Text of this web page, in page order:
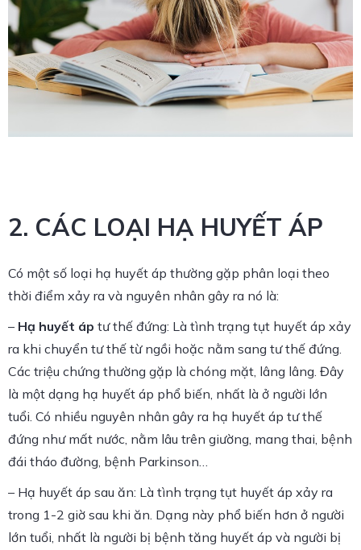
2. CÁC LOẠI HẠ HUYẾT ÁP
Có một số loại hạ huyết áp thường gặp phân loại theo
thời điểm xảy ra và nguyên nhân gây ra nó là:
– Hạ huyết áp tư thế đứng: Là tình trạng tụt huyết áp xảy
ra khi chuyển tư thế từ ngồi hoặc nằm sang tư thế đứng.
Các triệu chứng thường gặp là chóng mặt, lâng lâng. Đây
là một dạng hạ huyết áp phổ biến, nhất là ở người lớn
tuổi. Có nhiều nguyên nhân gây ra hạ huyết áp tư thế
đứng như mất nước, nằm lâu trên giường, mang thai, bệnh
đái tháo đường, bệnh Parkinson…
– Hạ huyết áp sau ăn: Là tình trạng tụt huyết áp xảy ra
trong 1-2 giờ sau khi ăn. Dạng này phổ biến hơn ở người
lớn tuổi, nhất là người bị bệnh tăng huyết áp và người bị